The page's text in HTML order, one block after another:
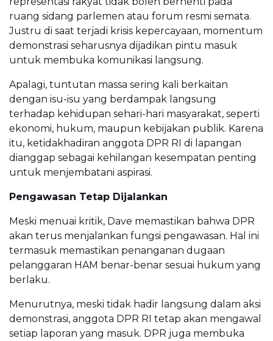
ruang sidang parlemen atau forum resmi semata.
Justru di saat terjadi krisis kepercayaan, momentum
demonstrasi seharusnya dijadikan pintu masuk
untuk membuka komunikasi langsung.
Apalagi, tuntutan massa sering kali berkaitan
dengan isu-isu yang berdampak langsung
terhadap kehidupan sehari-hari masyarakat, seperti
ekonomi, hukum, maupun kebijakan publik. Karena
itu, ketidakhadiran anggota DPR RI di lapangan
dianggap sebagai kehilangan kesempatan penting
untuk menjembatani aspirasi.
Pengawasan Tetap Dijalankan
Meski menuai kritik, Dave memastikan bahwa DPR
akan terus menjalankan fungsi pengawasan. Hal ini
termasuk memastikan penanganan dugaan
pelanggaran HAM benar-benar sesuai hukum yang
berlaku.
Menurutnya, meski tidak hadir langsung dalam aksi
demonstrasi, anggota DPR RI tetap akan mengawal
setiap laporan yang masuk. DPR juga membuka